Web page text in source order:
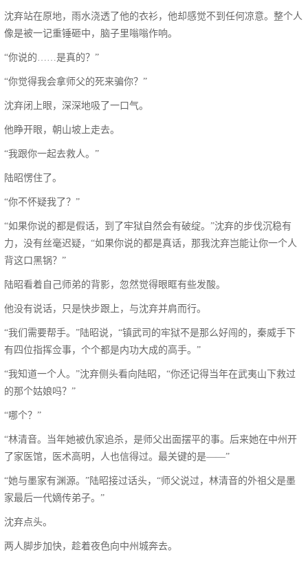
沈弃站在原地，雨水浇透了他的衣衫，他却感觉不到任何凉意。整个人
像是被一记重锤砸中，脑子里嗡嗡作响。
“你说的……是真的？”
“你觉得我会拿师父的死来骗你？”
沈弃闭上眼，深深地吸了一口气。
他睁开眼，朝山坡上走去。
“我跟你一起去救人。”
陆昭愣住了。
“你不怀疑我了？”
“如果你说的都是假话，到了牢狱自然会有破绽。”沈弃的步伐沉稳有
力，没有丝毫迟疑，“如果你说的都是真话，那我沈弃岂能让你一个人
背这口黑锅？”
陆昭看着自己师弟的背影，忽然觉得眼眶有些发酸。
他没有说话，只是快步跟上，与沈弃并肩而行。
“我们需要帮手。”陆昭说，“镇武司的牢狱不是那么好闯的，秦威手下
有四位指挥佥事，个个都是内功大成的高手。”
“我知道一个人。”沈弃侧头看向陆昭，“你还记得当年在武夷山下救过
的那个姑娘吗？”
“哪个？”
“林清音。当年她被仇家追杀，是师父出面摆平的事。后来她在中州开
了家医馆，医术高明，人也信得过。最关键的是——”
“她与墨家有渊源。”陆昭接过话头，“师父说过，林清音的外祖父是墨
家最后一代嫡传弟子。”
沈弃点头。
两人脚步加快，趁着夜色向中州城奔去。